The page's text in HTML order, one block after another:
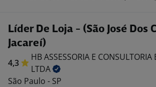
Líder De Loja - (São José Dos
Jacareí)
4,3
HB ASSESSORIA E CONSULTORIA
LTDA
São Paulo - SP